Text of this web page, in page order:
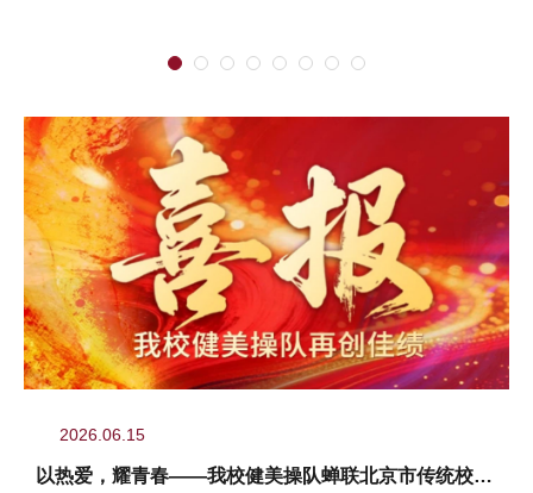
2026.06.15
以热爱，耀青春——我校健美操队蝉联北京市传统校健